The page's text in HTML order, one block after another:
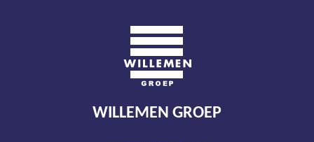
WILLEMEN GROEP